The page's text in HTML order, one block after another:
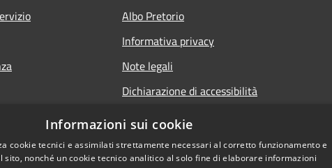
Albo Pretorio
Informativa privacy
Note legali
Dichiarazione di accessibilità
Informazioni sui cookie
cookie tecnici e assimilati strettamente necessari al corretto funzionamento e
sito, nonché un cookie tecnico analitico al solo fine di elaborare informazioni